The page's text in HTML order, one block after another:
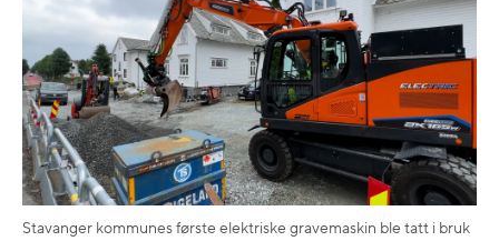
Stavanger kommunes første elektriske gravemaskin ble tatt i bruk